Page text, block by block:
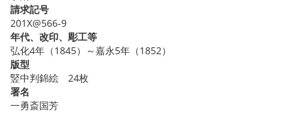
請求記号
201X@566-9
年代、改印、彫工等
弘化4年（1845）～嘉永5年（1852）
版型
竪中判錦絵 24枚
署名
一勇斎国芳